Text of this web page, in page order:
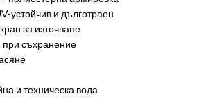
устойчив и дълготраен
за източване
при съхранение
и техническа вода